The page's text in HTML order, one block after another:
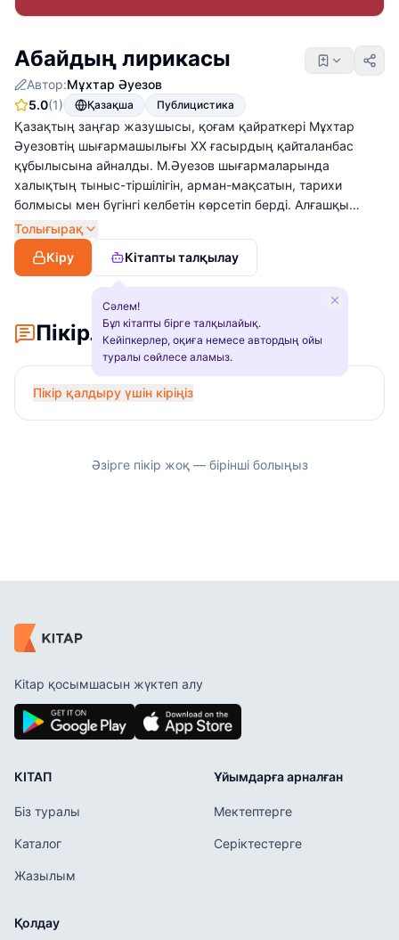
Абайдың лирикасы
Автор:Мұхтар Әуезов
5.0(1) Қазақша Публицистика
Қазақтың заңғар жазушысы, қоғам қайраткері Мұхтар
Әуезовтің шығармашылығы XX ғасырдың қайталанбас
құбылысына айналды. М.Әуезов шығармаларында
халықтың тыныс-тіршілігін, арман-мақсатын, тарихи
болмысы мен бүгінгі келбетін көрсетіп берді. Алғашқы
жылдары жазылған көркем туындыларында елдің
тұрмыс-тіршілігін, әлеуметтік жағдайын суреттеуге
басымдық берсе, 20-жылдардың ортасына қарай
алаңдаушылығы байқалды. Прозалық шығармаларында
адам әрекетін әлеуметтік-қоғамдық жағдайлармен
байланыстырып, кейіпкер психологиясының иірімдерін,
халық тіршілігін, ұлттық сипатын шебер суреттей білген.
Оның оқу-ағарту ісіне, драматургия саласына сіңірген
еңбегі де ұшан-теңіз.
Толығырақ
Кіру
Кітапты талқылау
Сәлем!
Бұл кітапты бірге талқылайық.
Кейіпкерлер, оқиға немесе автордың ойы
туралы сөйлесе аламыз.
Пікірлер
Пікір қалдыру үшін кіріңіз
Әзірге пікір жоқ — бірінші болыңыз
Kitap қосымшасын жүктеп алу
КІТАП
Біз туралы
Каталог
Жазылым
Ұйымдарға арналған
Мектептерге
Серіктестерге
Қолдау